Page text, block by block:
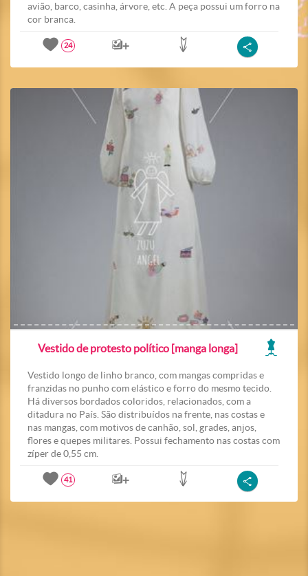
avião, barco, casinha, árvore, etc. A peça possui um forro na
cor branca.
24
Vestido de protesto político [manga longa]
Vestido longo de linho branco, com mangas compridas e
franzidas no punho com elástico e forro do mesmo tecido.
Há diversos bordados coloridos, relacionados, com a
ditadura no País. São distribuídos na frente, nas costas e
nas mangas, com motivos de canhão, sol, grades, anjos,
flores e quepes militares. Possui fechamento nas costas com
zíper de 0,55 cm.
41